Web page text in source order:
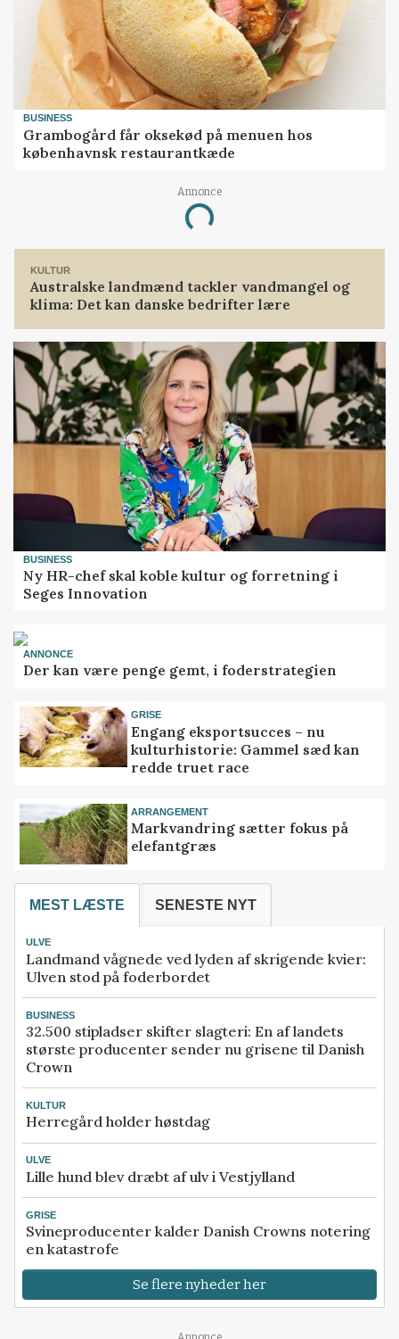
BUSINESS
Grambogård får oksekød på menuen hos
københavnsk restaurantkæde
Annonce
Loading...
KULTUR
Australske landmænd tackler vandmangel og
klima: Det kan danske bedrifter lære
BUSINESS
Ny HR-chef skal koble kultur og forretning i
Seges Innovation
ANNONCE
Der kan være penge gemt, i foderstrategien
GRISE
Engang eksportsucces – nu
kulturhistorie: Gammel sæd kan
redde truet race
ARRANGEMENT
Markvandring sætter fokus på
elefantgræs
MEST LÆSTE SENESTE NYT
ULVE
Landmand vågnede ved lyden af skrigende kvier:
Ulven stod på foderbordet
BUSINESS
32.500 stipladser skifter slagteri: En af landets
største producenter sender nu grisene til Danish
Crown
KULTUR
Herregård holder høstdag
ULVE
Lille hund blev dræbt af ulv i Vestjylland
GRISE
Svineproducenter kalder Danish Crowns notering
en katastrofe
Se flere nyheder her